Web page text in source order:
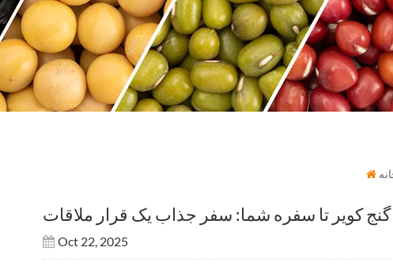
گنج کویر تا سفره شما: سفر جذاب یک قرار ملاقات
Oct 22, 2025